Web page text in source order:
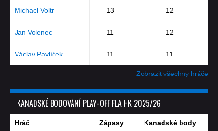
Michael Voltr 13 12
Jan Volenec 11 12
Václav Pavlíček 11 11
Zobrazit všechny hráče
KANADSKÉ BODOVÁNÍ PLAY-OFF FLA HK 2025/26
Hráč Zápasy Kanadské body